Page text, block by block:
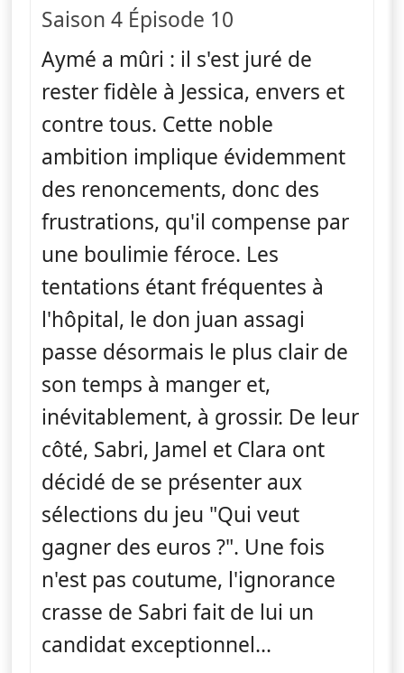
Saison 4 Épisode 10
Aymé a mûri : il s'est juré de
rester fidèle à Jessica, envers et
contre tous. Cette noble
ambition implique évidemment
des renoncements, donc des
frustrations, qu'il compense par
une boulimie féroce. Les
tentations étant fréquentes à
l'hôpital, le don juan assagi
passe désormais le plus clair de
son temps à manger et,
inévitablement, à grossir. De leur
côté, Sabri, Jamel et Clara ont
décidé de se présenter aux
sélections du jeu "Qui veut
gagner des euros ?". Une fois
n'est pas coutume, l'ignorance
crasse de Sabri fait de lui un
candidat exceptionnel...